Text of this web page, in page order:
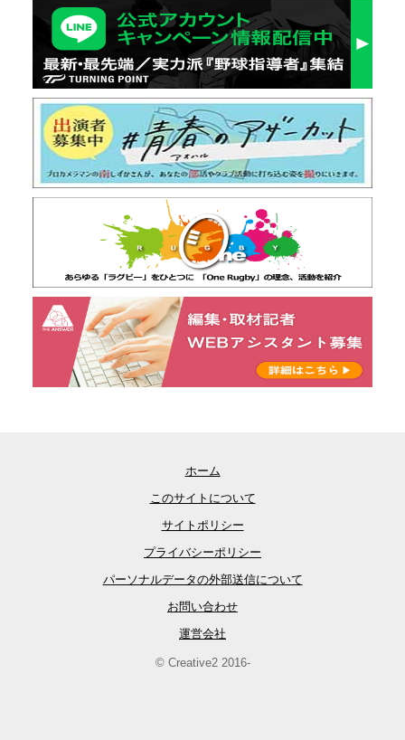
ホーム
このサイトについて
サイトポリシー
プライバシーポリシー
パーソナルデータの外部送信について
お問い合わせ
運営会社
© Creative2 2016-